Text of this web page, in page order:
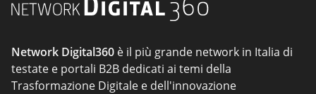
Network Digital360 è il più grande network in Italia di
testate e portali B2B dedicati ai temi della
Trasformazione Digitale e dell'innovazione